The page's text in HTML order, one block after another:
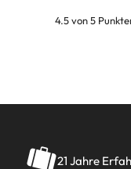
4.5 von 5
21 Jahre